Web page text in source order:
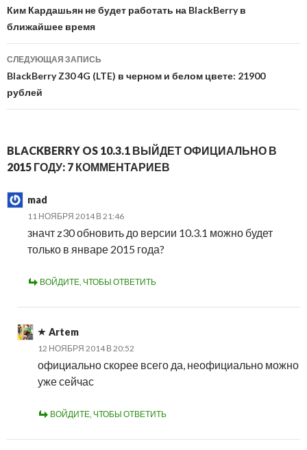
по
записям
Ким Кардашьян не будет работать на BlackBerry в
ближайшее время
СЛЕДУЮЩАЯ ЗАПИСЬ
BlackBerry Z30 4G (LTE) в черном и белом цвете: 21900
рублей
BLACKBERRY OS 10.3.1 ВЫЙДЕТ ОФИЦИАЛЬНО В
2015 ГОДУ: 7 КОММЕНТАРИЕВ
mad
11 НОЯБРЯ 2014 В 21:46
значт z30 обновить до версии 10.3.1 можно будет
только в январе 2015 года?
ВОЙДИТЕ, ЧТОБЫ ОТВЕТИТЬ
Artem
12 НОЯБРЯ 2014 В 20:52
официально скорее всего да, неофициально можно
уже сейчас
ВОЙДИТЕ, ЧТОБЫ ОТВЕТИТЬ